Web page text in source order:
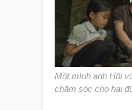
Một mình anh Hội
chăm sóc cho hai